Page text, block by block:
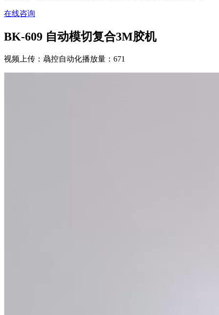
在线咨询
BK-609 自动模切复合3M胶机
视频上传：骉控自动化播放量：671